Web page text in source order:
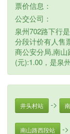
票价信息：
公交公司：
泉州702路下行
分段计价有人售
商公安分局,南
(元):1.00，是泉
井头村站 ->
南山路西段站 ->